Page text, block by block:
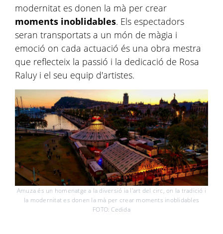
modernitat es donen la mà per crear
moments inoblidables. Els espectadors
seran transportats a un món de màgia i
emoció on cada actuació és una obra mestra
que reflecteix la passió i la dedicació de Rosa
Raluy i el seu equip d'artistes.
Amuza és un homenatge a la diversió ia l'art del circ, on la tradició i
la modernitat es donen la mà per crear moments inoblidables
FOTO: Cedida